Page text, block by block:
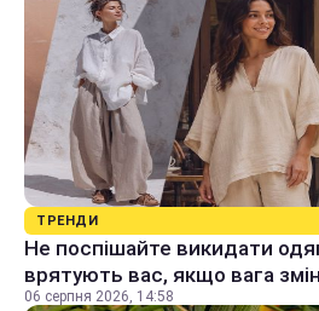
ТРЕНДИ
Не поспішайте викидати
врятують вас, якщо вага
06 серпня 2026, 14:58